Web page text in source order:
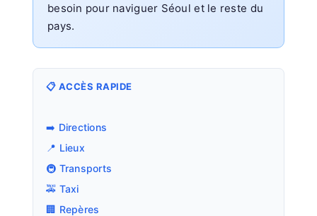
besoin pour naviguer Séoul et le reste du
pays.
📋 ACCÈS RAPIDE
➡️ Directions
📍 Lieux
🚇 Transports
🚕 Taxi
🏢 Repères